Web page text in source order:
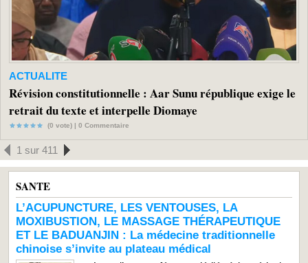
ACTUALITE
Révision constitutionnelle : Aar Sunu république exige le
retrait du texte et interpelle Diomaye
(0 vote) | 0 Commentaire
1 sur 411
SANTE
L’ACUPUNCTURE, LES VENTOUSES, LA
MOXIBUSTION, LE MASSAGE THÉRAPEUTIQUE
ET LE BADUANJIN : La médecine traditionnelle
chinoise s’invite au plateau médical